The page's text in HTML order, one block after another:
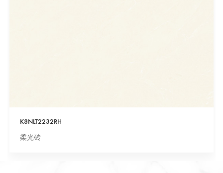
K8NLT2232RH
柔光砖